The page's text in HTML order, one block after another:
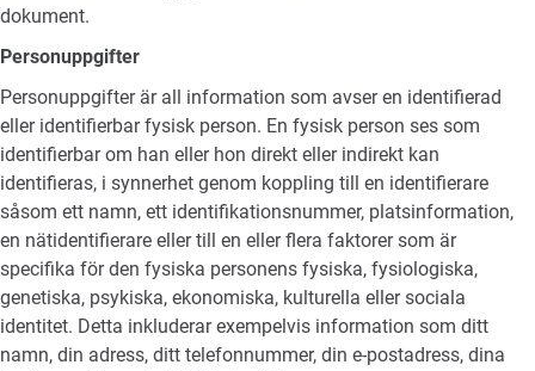
dokument.
Personuppgifter
Personuppgifter är all information som avser en identifierad
eller identifierbar fysisk person. En fysisk person ses som
identifierbar om han eller hon direkt eller indirekt kan
identifieras, i synnerhet genom koppling till en identifierare
såsom ett namn, ett identifikationsnummer, platsinformation,
en nätidentifierare eller till en eller flera faktorer som är
specifika för den fysiska personens fysiska, fysiologiska,
genetiska, psykiska, ekonomiska, kulturella eller sociala
identitet. Detta inkluderar exempelvis information som ditt
namn, din adress, ditt telefonnummer, din e-postadress, dina